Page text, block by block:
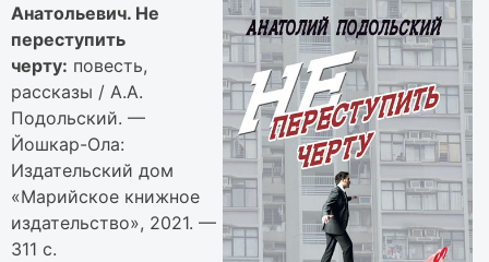
Анатольевич. Не
переступить
черту: повесть,
рассказы / А.А.
Подольский. —
Йошкар-Ола:
Издательский дом
«Марийское книжное
издательство», 2021. —
311 с.